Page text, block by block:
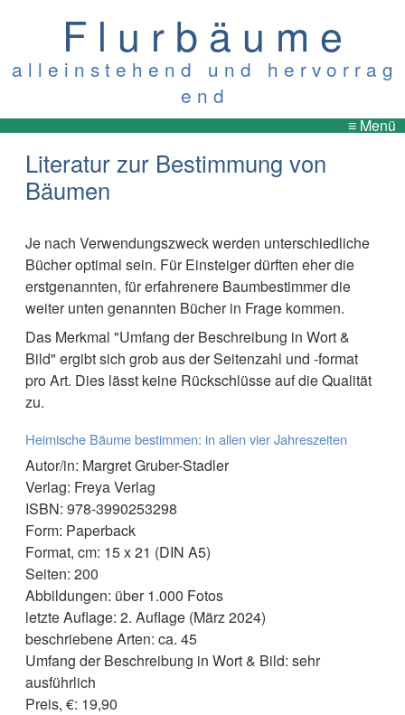
F l u r b ä u m e
a l l e i n s t e h e n d u n d h e r v o r r a g
e n d
≡ Menü
Literatur zur Bestimmung von
Bäumen
Je nach Verwendungszweck werden unterschiedliche
Bücher optimal sein. Für Einsteiger dürften eher die
erstgenannten, für erfahrenere Baumbestimmer die
weiter unten genannten Bücher in Frage kommen.
Das Merkmal "Umfang der Beschreibung in Wort &
Bild" ergibt sich grob aus der Seitenzahl und -format
pro Art. Dies lässt keine Rückschlüsse auf die Qualität
zu.
Heimische Bäume bestimmen: in allen vier Jahreszeiten
Autor/in: Margret Gruber-Stadler
Verlag: Freya Verlag
ISBN: 978-3990253298
Form: Paperback
Format, cm: 15 x 21 (DIN A5)
Seiten: 200
Abbildungen: über 1.000 Fotos
letzte Auflage: 2. Auflage (März 2024)
beschriebene Arten: ca. 45
Umfang der Beschreibung in Wort & Bild: sehr
ausführlich
Preis, €: 19,90